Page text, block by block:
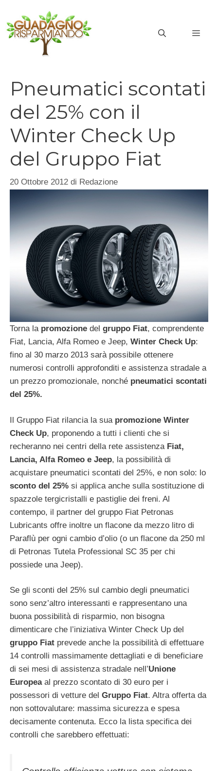
contenuto
Pneumatici scontati
del 25% con il
Winter Check Up
del Gruppo Fiat
20 Ottobre 2012 di Redazione
Torna la promozione del gruppo Fiat, comprendente
Fiat, Lancia, Alfa Romeo e Jeep, Winter Check Up:
fino al 30 marzo 2013 sarà possibile ottenere
numerosi controlli approfonditi e assistenza stradale a
un prezzo promozionale, nonché pneumatici scontati
del 25%.
Il Gruppo Fiat rilancia la sua promozione Winter
Check Up, proponendo a tutti i clienti che si
recheranno nei centri della rete assistenza Fiat,
Lancia, Alfa Romeo e Jeep, la possibilità di
acquistare pneumatici scontati del 25%, e non solo: lo
sconto del 25% si applica anche sulla sostituzione di
spazzole tergicristalli e pastiglie dei freni. Al
contempo, il partner del gruppo Fiat Petronas
Lubricants offre inoltre un flacone da mezzo litro di
Paraflù per ogni cambio d’olio (o un flacone da 250 ml
di Petronas Tutela Professional SC 35 per chi
possiede una Jeep).
Se gli sconti del 25% sul cambio degli pneumatici
sono senz’altro interessanti e rappresentano una
buona possibilità di risparmio, non bisogna
dimenticare che l’iniziativa Winter Check Up del
gruppo Fiat prevede anche la possibilità di effettuare
14 controlli massimamente dettagliati e di beneficiare
di sei mesi di assistenza stradale nell’Unione
Europeaal prezzo scontato di 30 euro per i
possessori di vetture del Gruppo Fiat. Altra offerta da
non sottovalutare: massima sicurezza e spesa
decisamente contenuta. Ecco la lista specifica dei
controlli che sarebbero effettuati: